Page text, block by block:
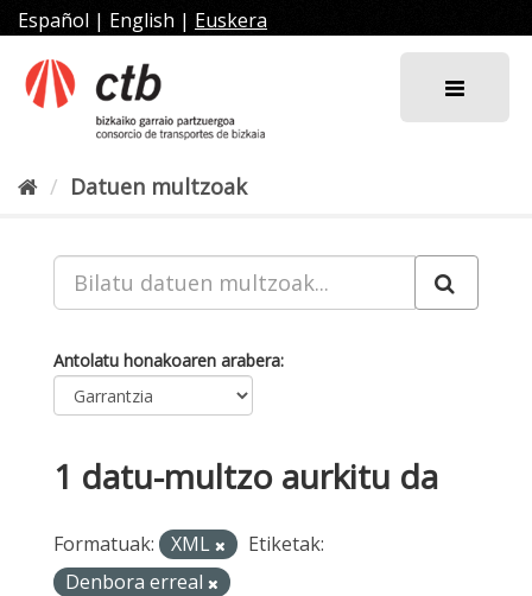
Joan
edukira
Español | English | Euskera
Datuen multzoak
Antolatu honakoaren arabera
1 datu-multzo aurkitu da
Formatuak: XML
Etiketak:
Denbora erreal